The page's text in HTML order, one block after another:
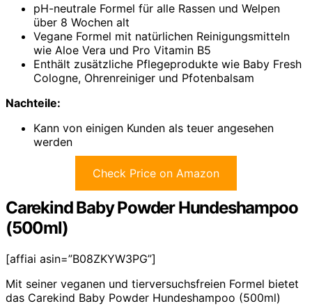
pH-neutrale Formel für alle Rassen und Welpen
über 8 Wochen alt
Vegane Formel mit natürlichen Reinigungsmitteln
wie Aloe Vera und Pro Vitamin B5
Enthält zusätzliche Pflegeprodukte wie Baby Fresh
Cologne, Ohrenreiniger und Pfotenbalsam
Nachteile:
Kann von einigen Kunden als teuer angesehen
werden
Check Price on Amazon
Carekind Baby Powder Hundeshampoo
(500ml)
[affiai asin=”B08ZKYW3PG”]
Mit seiner veganen und tierversuchsfreien Formel bietet
das Carekind Baby Powder Hundeshampoo (500ml)